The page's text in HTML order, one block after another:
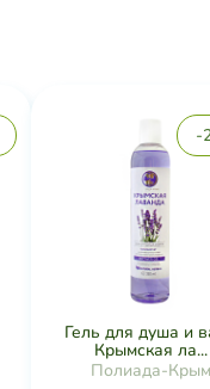
-
Гель для душа и
Крымская ла...
Полиада-Крым